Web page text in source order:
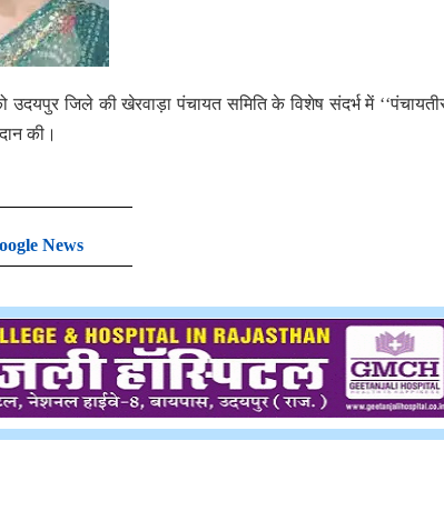
को उदयपुर जिले की खेरवाड़ा पंचायत समिति के विशेष संदर्भ में
की।
News